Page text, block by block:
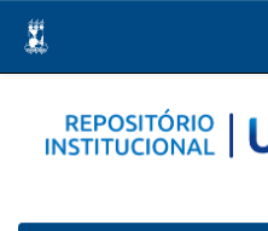
navigation